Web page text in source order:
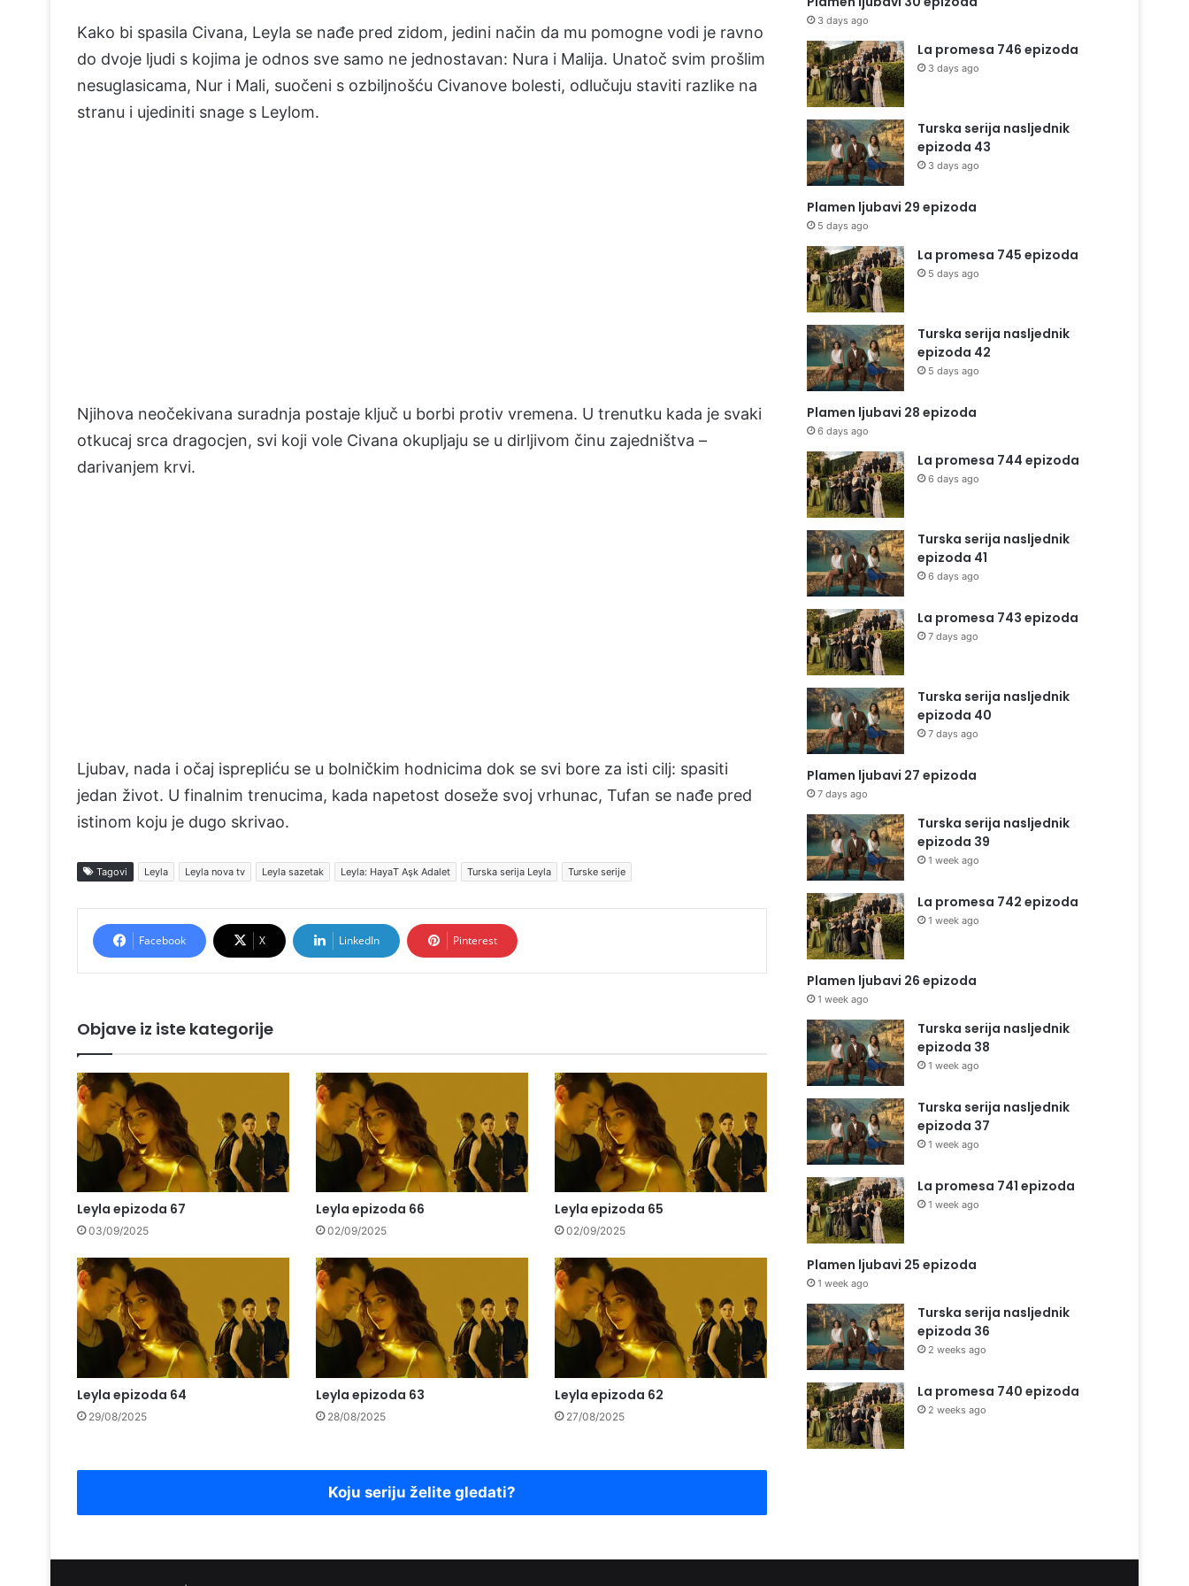
Kako bi spasila Civana, Leyla se nađe pred zidom, jedini način da mu pomogne vodi je ravno
do dvoje ljudi s kojima je odnos sve samo ne jednostavan: Nura i Malija. Unatoč svim prošlim
nesuglasicama, Nur i Mali, suočeni s ozbiljnošću Civanove bolesti, odlučuju staviti razlike na
stranu i ujediniti snage s Leylom.
Njihova neočekivana suradnja postaje ključ u borbi protiv vremena. U trenutku kada je svaki
otkucaj srca dragocjen, svi koji vole Civana okupljaju se u dirljivom činu zajedništva –
darivanjem krvi.
Ljubav, nada i očaj isprepliću se u bolničkim hodnicima dok se svi bore za isti cilj: spasiti
jedan život. U finalnim trenucima, kada napetost doseže svoj vrhunac, Tufan se nađe pred
istinom koju je dugo skrivao.
Tagovi Leyla Leyla nova tv Leyla sazetak Leyla: HayaT Aşk Adalet Turska serija Leyla Turske serije
Facebook X LinkedIn Pinterest
Objave iz iste kategorije
Leyla epizoda 67
03/09/2025
Leyla epizoda 66
02/09/2025
Leyla epizoda 65
02/09/2025
Leyla epizoda 64
29/08/2025
Leyla epizoda 63
28/08/2025
Leyla epizoda 62
27/08/2025
Koju seriju želite gledati?
3 days ago
La promesa 746 epizoda
3 days ago
Turska serija nasljednik
epizoda 43
3 days ago
Plamen ljubavi 29 epizoda
5 days ago
La promesa 745 epizoda
5 days ago
Turska serija nasljednik
epizoda 42
5 days ago
Plamen ljubavi 28 epizoda
6 days ago
La promesa 744 epizoda
6 days ago
Turska serija nasljednik
epizoda 41
6 days ago
La promesa 743 epizoda
7 days ago
Turska serija nasljednik
epizoda 40
7 days ago
Plamen ljubavi 27 epizoda
7 days ago
Turska serija nasljednik
epizoda 39
1 week ago
La promesa 742 epizoda
1 week ago
Plamen ljubavi 26 epizoda
1 week ago
Turska serija nasljednik
epizoda 38
1 week ago
Turska serija nasljednik
epizoda 37
1 week ago
La promesa 741 epizoda
1 week ago
Plamen ljubavi 25 epizoda
1 week ago
Turska serija nasljednik
epizoda 36
2 weeks ago
La promesa 740 epizoda
2 weeks ago